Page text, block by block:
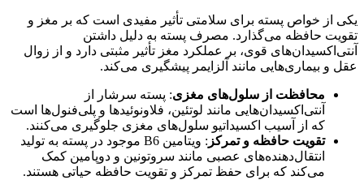
یکی از خواص پسته برای سلامتی تأثیر مفیدی است که بر مغز و
تقویت حافظه می‌گذارد. مصرف پسته به دلیل داشتن
آنتی‌اکسیدان‌های قوی، بر عملکرد مغز تأثیر مثبتی دارد و از زوال
عقل و بیماری‌هایی مانند آلزایمر پیشگیری می‌کند.
محافظت از سلول‌های مغزی: پسته سرشار از
آنتی‌اکسیدان‌هایی مانند لوتئین، فلاونوئیدها و پلی‌فنول‌ها است
که از آسیب اکسیداتیو سلول‌های مغزی جلوگیری می‌کنند.
تقویت حافظه و تمرکز
: ویتامین B6 موجود در پسته به تولید
انتقال‌دهنده‌های عصبی مانند سروتونین و دوپامین کمک
می‌کند که برای حفظ تمرکز و تقویت حافظه حیاتی هستند.